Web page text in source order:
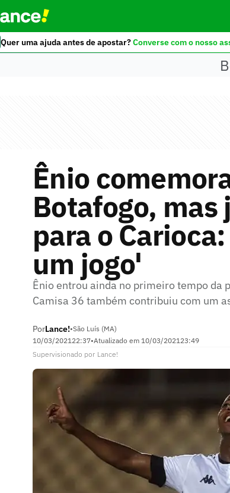
Quer uma ajuda antes de apostar?Converse com o nosso
Ênio
Botafogo, mas
para o
um jogo'
Ênio entrou ainda no primeiro tempo
Camisa 36 também contribuiu com um
PorLance!•São Luís (MA)
10/03/202122:37•Atualizado em 10/03/202123:49
Supervisionado por Lance!